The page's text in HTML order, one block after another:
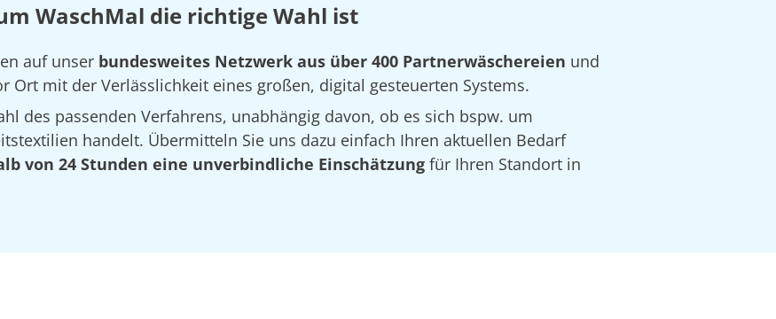
WaschMal die richtige Wahl ist
auf unser bundesweites Netzwerk aus über 400 Partnerwäschereien und
Ort mit der Verlässlichkeit eines großen, digital gesteuerten Systems.
des passenden Verfahrens, unabhängig davon, ob es sich bspw. um
handelt. Übermitteln Sie uns dazu einfach Ihren aktuellen Bedarf
von 24 Stunden eine unverbindliche Einschätzung für Ihren Standort in